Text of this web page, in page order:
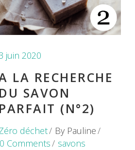
juin 2020
LA RECHERCHE
DU SAVON
PARFAIT (N°2)
déchet By Pauline
0 Comments
savons